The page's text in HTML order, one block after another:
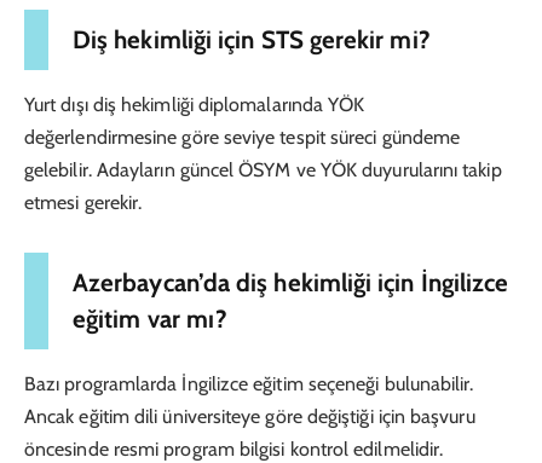
Diş hekimliği için STS gerekir mi?
Yurt dışı diş hekimliği diplomalarında YÖK
değerlendirmesine göre seviye tespit süreci gündeme
gelebilir. Adayların güncel ÖSYM ve YÖK duyurularını takip
etmesi gerekir.
Azerbaycan’da diş hekimliği için İngilizce
eğitim var mı?
Bazı programlarda İngilizce eğitim seçeneği bulunabilir.
Ancak eğitim dili üniversiteye göre değiştiği için başvuru
öncesinde resmi program bilgisi kontrol edilmelidir.